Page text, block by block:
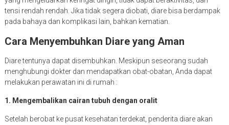
tensi rendah rendah. Jika tidak segera diobati, diare bisa berdampak
pada bahaya dan komplikasi lain, bahkan kematian.
Cara Menyembuhkan Diare yang Aman
Diare tentunya dapat disembuhkan. Meskipun seseorang sudah
menghubungi dokter dan mendapatkan obat-obatan, Anda dapat
melakukan perawatan ini di rumah :
1. Mengembalikan cairan tubuh dengan oralit
Setelah berobat ke pusat kesehatan terdekat, penderita diare akan